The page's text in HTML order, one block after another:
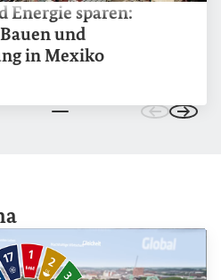
Energie sparen:
und
in Mexiko
Zu den
Zu